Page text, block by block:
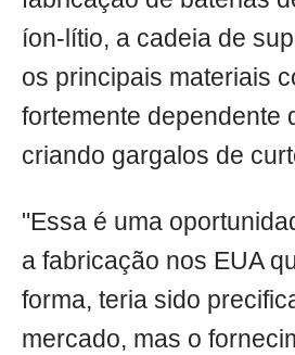
íon-lítio, a cadeia de
os principais materiais
fortemente dependente
criando gargalos de
"Essa é uma
a fabricação nos EUA
forma, teria sido
mercado, mas o